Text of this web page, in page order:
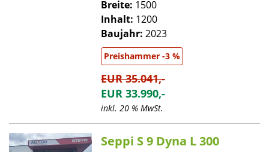
Breite: 1500
Inhalt: 1200
Baujahr: 2023
Preishammer -3 %
EUR 35.041,-
EUR 33.990,-
inkl. 20 % MwSt.
Seppi S 9 Dyna L 300